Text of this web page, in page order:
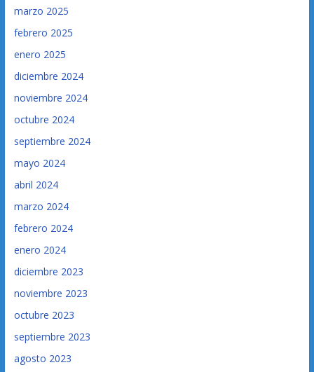
marzo 2025
febrero 2025
enero 2025
diciembre 2024
noviembre 2024
octubre 2024
septiembre 2024
mayo 2024
abril 2024
marzo 2024
febrero 2024
enero 2024
diciembre 2023
noviembre 2023
octubre 2023
septiembre 2023
agosto 2023